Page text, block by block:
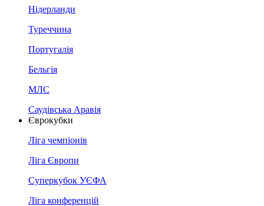
Нідерланди
Туреччина
Португалія
Бельгія
МЛС
Саудівська Аравія
Єврокубки
Ліга чемпіонів
Ліга Європи
Суперкубок УЄФА
Ліга конференцій